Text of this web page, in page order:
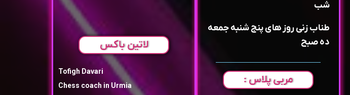
شب
طناب زنی روز های پنج شنبه جمعه
ده صبح
مربی پلاس :
لاتین باکس
Tofigh Davari
Chess coach in Urmia